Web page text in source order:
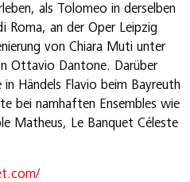
als Tolomeo in derselben
Roma, an der Oper Leipzig
von Chiara Muti unter
Ottavio Dantone. Darüber
Händels Flavio beim Bayreuth
bei namhaften Ensembles wie
Matheus, Le Banquet Céleste